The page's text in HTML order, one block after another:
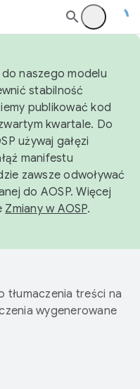
naszego modelu
stabilność
publikować kod
kwartale. Do
używaj gałęzi
manifestu
zawsze odwoływać
do AOSP. Więcej
Zmiany w AOSP.
tłumaczenia treści na
wygenerowane